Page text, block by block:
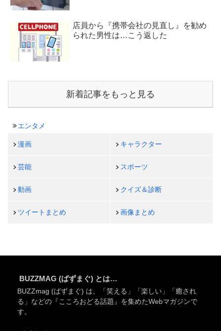
店員から『携帯会社の見直し』を勧め
られた男性は…こう返した
新着記事をもっと見る
エンタメ
漫画 キャラクター
芸能 スポーツ
動画 クイズ＆診断
ツイートまとめ 画像まとめ
BUZZMAG (ばずまぐ) とは…
BUZZmag (ばずまぐ) は、「笑える」「楽しい」「癒され
る」などの『こころおどる話題』を集めたWebマガジンで
す。